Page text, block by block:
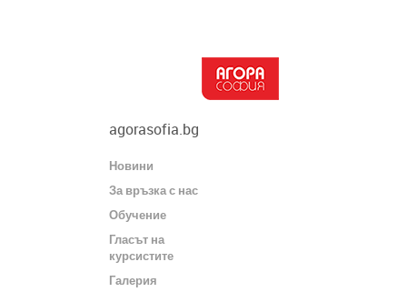
agorasofia.bg
Новини
За връзка с нас
Обучение
Гласът на
курсистите
Галерия